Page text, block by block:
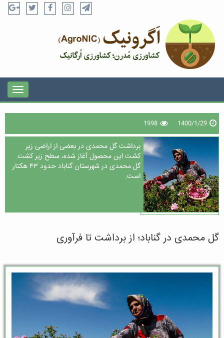
1400/1/29
1998
برداشت گل محمدی در بعضی از اراضی زیر
کشت این محصول آغاز شده، سطح زیر کشت
گل محمدی در شهرستان گناباد حدود ۴۳ هکتار
است.
گل محمدی در گناباد؛ از برداشت تا فرآوری